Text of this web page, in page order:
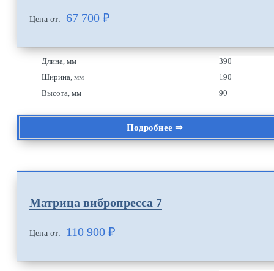
Цена от: 67 700 ₽
Длина, мм
390
Ширина, мм
190
Высота, мм
90
Подробнее ⇒
Матрица вибропресса 7
Цена от: 110 900 ₽